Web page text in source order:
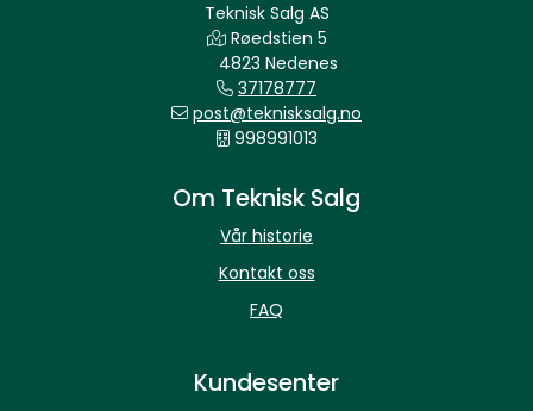
Teknisk Salg AS
Røedstien 5
4823 Nedenes
37178777
post@teknisksalg.no
998991013
Om Teknisk Salg
Vår historie
Kontakt oss
FAQ
Kundesenter